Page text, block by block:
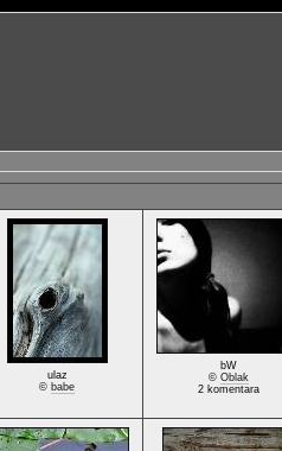
ulaz
© babe
bW
©Oblak
2 komentara